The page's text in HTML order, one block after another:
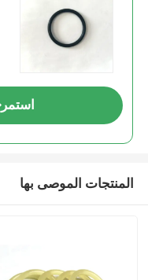
استمر
المنتجات الموصى بها